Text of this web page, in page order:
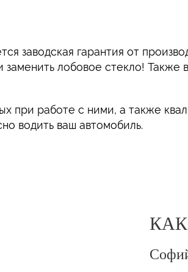
заводская гарантия от
лобовое стекло! Также
при работе с ними, а также
водить ваш автомобиль.